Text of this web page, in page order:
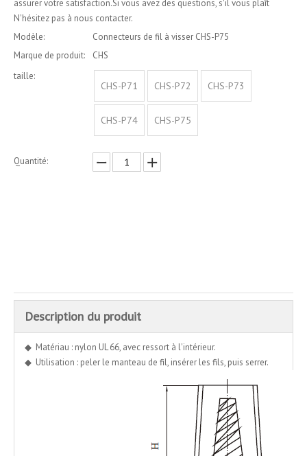
assurer votre satisfaction.Si vous avez des questions, s'il vous plaît
N'hésitez pas à nous contacter.
Modèle:
Connecteurs de fil à visser CHS-P75
Marque de produit:
CHS
taille:
CHS-P71 CHS-P72 CHS-P73
CHS-P74 CHS-P75
Quantité:
Description du produit
◆ Matériau : nylon UL 66, avec ressort à l'intérieur.
◆ Utilisation : peler le manteau de fil, insérer les fils, puis serrer.